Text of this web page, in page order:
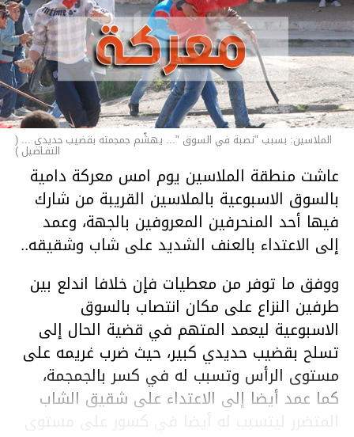
الملاسين: بسبب "نصبة في السوق "... يهشّم جمجمته بقضيب حديدي ... (
التفـاصيل )
عاشت منطقة الملاسين يوم امس معركة دامية
بالسوق الاسبوعية بالملاسين القريبة من شارك
فيها أحد المنحرفين المعروفين بالجهة، وعمد
إلى الاعتداء بالعنف الشديد على شاب وشقيقه..
ووفق ما توفر من معطيات فإن خلافا اندلع بين
طرفين النزاع على مكان انتصاب بالسوق
الاسبوعية ليعمد المتهم في قضية الحال إلى
تسلح بقضيب حديدي كبير، حيث ضرب غريمه على
مستوى الرأس وتسبب له في كسر بالجمجمة،
كما عمد أيضا إلى الاعتداء على شقيق الشاب
المتضرر ليتسبب له أيضا في كسور على مستوى